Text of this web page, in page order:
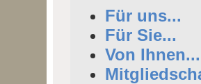
Für uns...
Für Sie...
Von Ihnen...